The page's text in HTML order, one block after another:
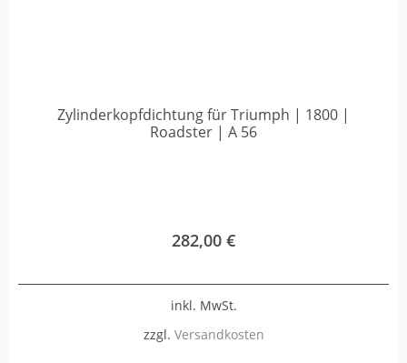
Zylinderkopfdichtung für Triumph | 1800 |
Roadster | A 56
282,00 €
inkl. MwSt.
zzgl. Versandkosten